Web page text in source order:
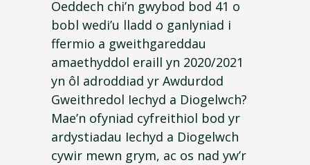
Oeddech chi’n gwybod bod 41 o
bobl wedi’u lladd o ganlyniad i
ffermio a gweithgareddau
amaethyddol eraill yn 2020/2021
yn ôl adroddiad yr Awdurdod
Gweithredol Iechyd a Diogelwch?
Mae’n ofyniad cyfreithiol bod yr
ardystiadau Iechyd a Diogelwch
cywir mewn grym, ac os nad yw’r